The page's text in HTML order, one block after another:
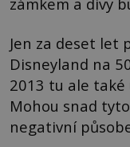
Jen za deset let
Disneyland na
2013 tu ale
Mohou snad
negativní